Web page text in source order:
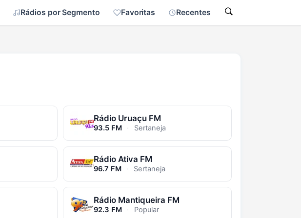
Rádios por Segmento Favoritas Recentes
Rádio Uruaçu FM
93.5 FM · Sertaneja
Rádio Ativa FM
96.7 FM · Sertaneja
Rádio Mantiqueira FM
92.3 FM · Popular